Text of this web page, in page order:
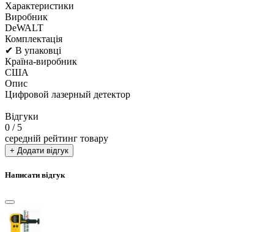
Характеристики
Виробник
DeWALT
Комплектація
✔ В упаковці
Країна-виробник
США
Опис
Цифровой лазерный детектор
Відгуки
0 / 5
середній рейтинг товару
+ Додати відгук
Написати відгук